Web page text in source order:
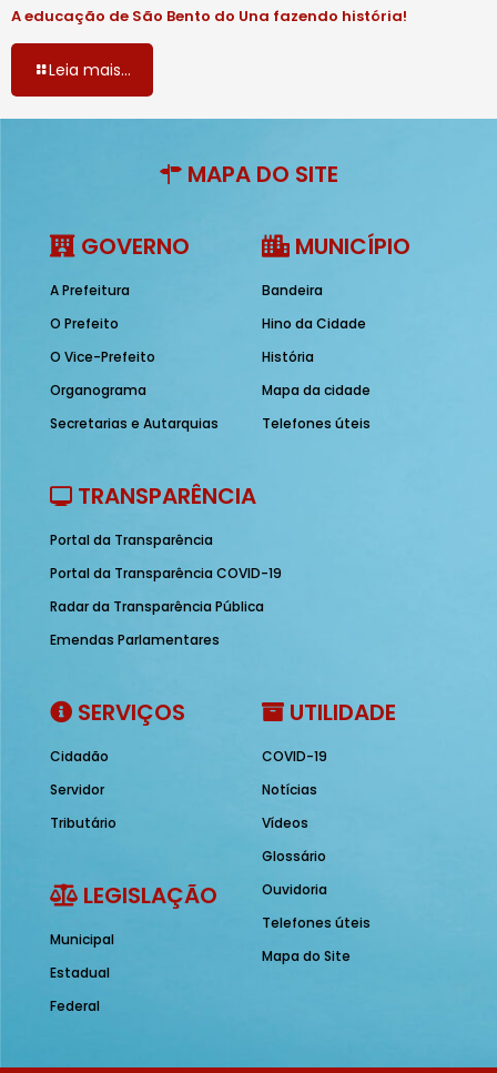
A educação de São Bento do Una fazendo história!
Leia mais...
MAPA DO SITE
GOVERNO
A Prefeitura
O Prefeito
O Vice-Prefeito
Organograma
Secretarias e Autarquias
MUNICÍPIO
Bandeira
Hino da Cidade
História
Mapa da cidade
Telefones úteis
TRANSPARÊNCIA
Portal da Transparência
Portal da Transparência COVID-19
Radar da Transparência Pública
Emendas Parlamentares
SERVIÇOS
Cidadão
Servidor
Tributário
LEGISLAÇÃO
Municipal
Estadual
Federal
UTILIDADE
COVID-19
Notícias
Vídeos
Glossário
Ouvidoria
Telefones úteis
Mapa do Site